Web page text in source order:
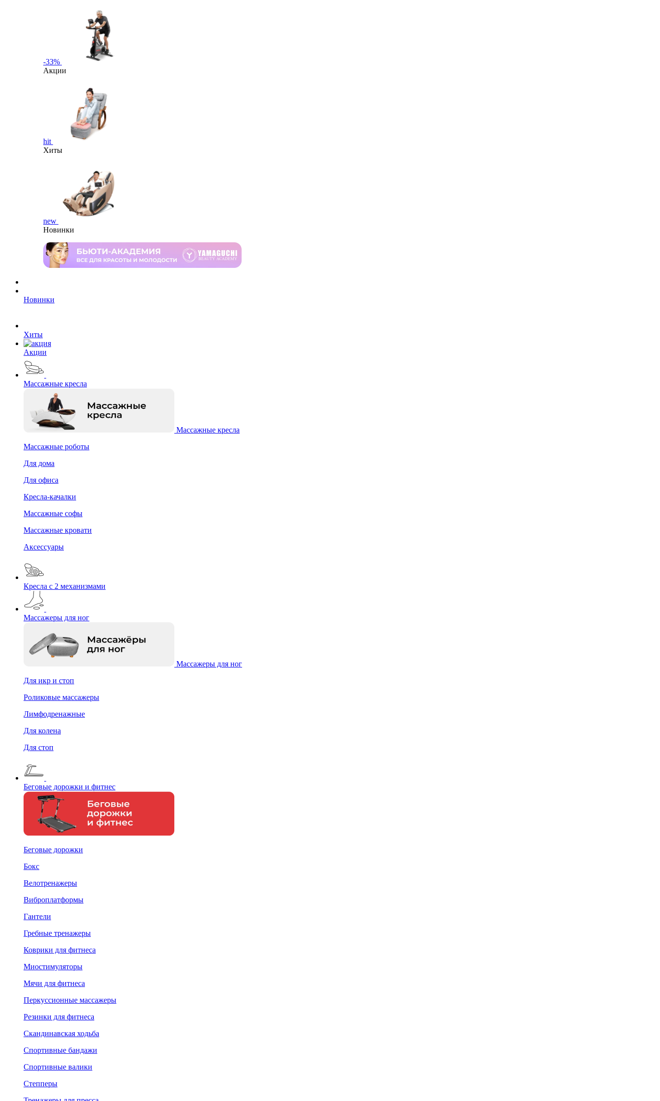
-33%
Акции
hit
Хиты
new
Новинки
Новинки
Хиты
Акции
Массажные кресла
Массажные кресла
Массажные роботы
Для дома
Для офиса
Кресла-качалки
Массажные софы
Массажные кровати
Аксессуары
Кресла с 2 механизмами
Массажеры для ног
Массажеры для ног
Для икр и стоп
Роликовые массажеры
Лимфодренажные
Для колена
Для стоп
Беговые дорожки и фитнес
Беговые дорожки
Бокс
Велотренажеры
Виброплатформы
Гантели
Гребные тренажеры
Коврики для фитнеса
Миостимуляторы
Мячи для фитнеса
Перкуссионные массажеры
Резинки для фитнеса
Скандинавская ходьба
Спортивные бандажи
Спортивные валики
Степперы